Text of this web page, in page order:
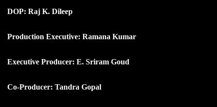
DOP: Raj K. Dileep
Production Executive: Ramana Kumar
Executive Producer: E. Sriram Goud
Co-Producer: Tandra Gopal